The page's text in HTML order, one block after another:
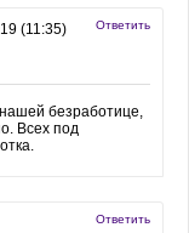
Ответить
(11:35)
безработице,
Всех под
Ответить